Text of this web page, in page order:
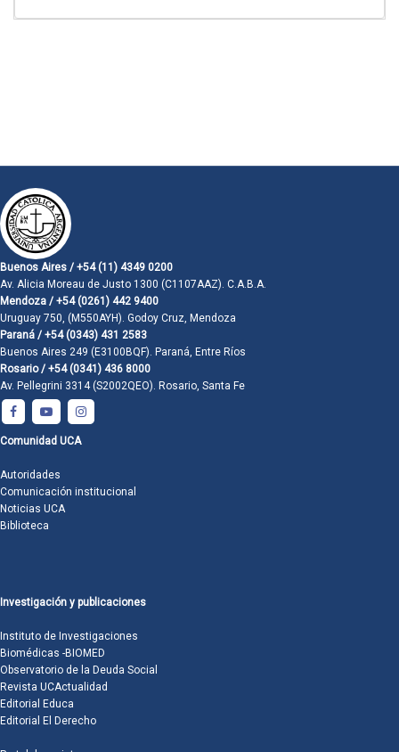
Buenos Aires / +54 (11) 4349 0200
Av. Alicia Moreau de Justo 1300 (C1107AAZ). C.A.B.A.
Mendoza / +54 (0261) 442 9400
Uruguay 750, (M550AYH). Godoy Cruz, Mendoza
Paraná / +54 (0343) 431 2583
Buenos Aires 249 (E3100BQF). Paraná, Entre Ríos
Rosario / +54 (0341) 436 8000
Av. Pellegrini 3314 (S2002QEO). Rosario, Santa Fe
Comunidad UCA
Autoridades
Comunicación institucional
Noticias UCA
Biblioteca
Investigación y publicaciones
Instituto de Investigaciones
Biomédicas -BIOMED
Observatorio de la Deuda Social
Revista UCActualidad
Editorial Educa
Editorial El Derecho